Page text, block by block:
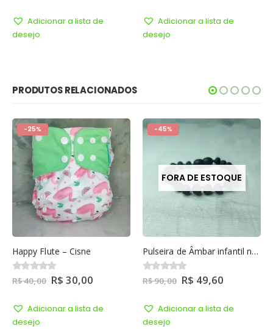
Adicionar a lista de
desejo
Adicionar a lista de
desejo
PRODUTOS RELACIONADOS
-25%
Happy Flute – Cisne
0out of 5
R$40,00 R$ 30,00
Adicionar a lista de
desejo
-45%
FORA DE ESTOQUE
Pulseira de Âmbar infantil não regulável- Cherry não Polido 14cm
0out of 5
R$90,00 R$ 49,60
Adicionar a lista de
desejo